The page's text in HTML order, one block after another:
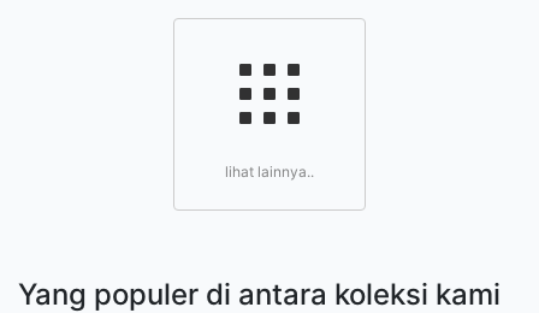
lihat lainnya..
Yang populer di antara koleksi kami